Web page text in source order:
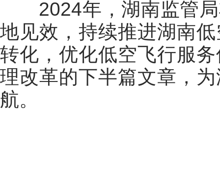
2024年，湖南监管局
地见效，持续推进湖南
转化，优化低空飞行服
理改革的下半篇文章，
航。